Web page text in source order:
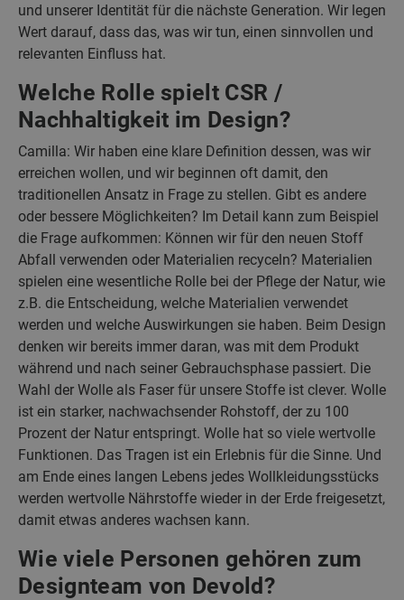
und unserer Identität für die nächste Generation. Wir legen
Wert darauf, dass das, was wir tun, einen sinnvollen und
relevanten Einfluss hat.
Welche Rolle spielt CSR /
Nachhaltigkeit im Design?
Camilla: Wir haben eine klare Definition dessen, was wir
erreichen wollen, und wir beginnen oft damit, den
traditionellen Ansatz in Frage zu stellen. Gibt es andere
oder bessere Möglichkeiten? Im Detail kann zum Beispiel
die Frage aufkommen: Können wir für den neuen Stoff
Abfall verwenden oder Materialien recyceln? Materialien
spielen eine wesentliche Rolle bei der Pflege der Natur, wie
z.B. die Entscheidung, welche Materialien verwendet
werden und welche Auswirkungen sie haben. Beim Design
denken wir bereits immer daran, was mit dem Produkt
während und nach seiner Gebrauchsphase passiert. Die
Wahl der Wolle als Faser für unsere Stoffe ist clever. Wolle
ist ein starker, nachwachsender Rohstoff, der zu 100
Prozent der Natur entspringt. Wolle hat so viele wertvolle
Funktionen. Das Tragen ist ein Erlebnis für die Sinne. Und
am Ende eines langen Lebens jedes Wollkleidungsstücks
werden wertvolle Nährstoffe wieder in der Erde freigesetzt,
damit etwas anderes wachsen kann.
Wie viele Personen gehören zum
Designteam von Devold?